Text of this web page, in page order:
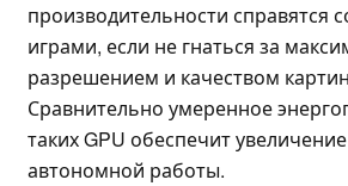
производительности справятся
играми, если не гнаться за
разрешением и качеством
Сравнительно умеренное
таких GPU обеспечит
автономной работы.